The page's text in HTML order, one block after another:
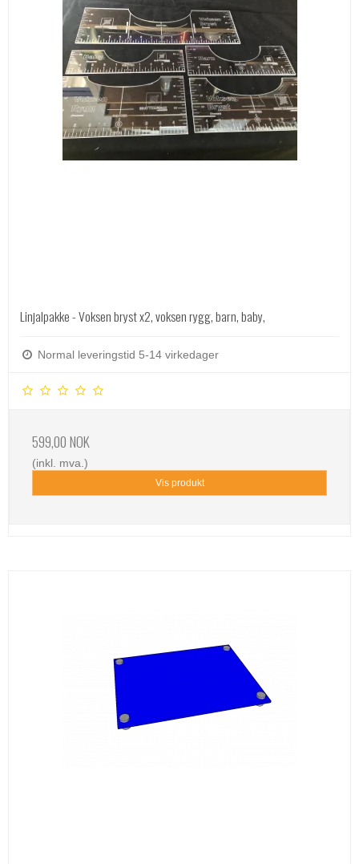
Linjalpakke - Voksen bryst x2, voksen rygg, barn, baby,
Normal leveringstid 5-14 virkedager
599,00 NOK
(inkl. mva.)
Vis produkt